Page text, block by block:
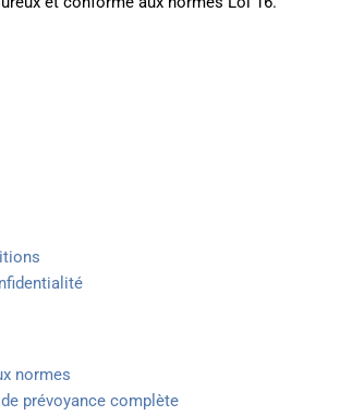
normes
prévoyance complète